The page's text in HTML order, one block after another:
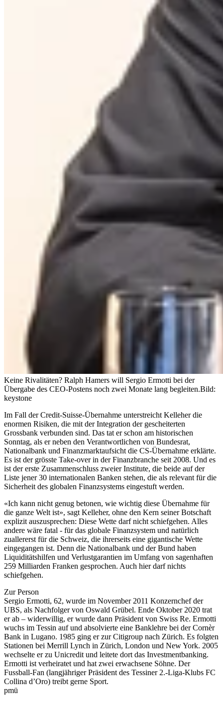
Keine Rivalitäten? Ralph Hamers will Sergio Ermotti bei der
Übergabe des CEO-Postens noch zwei Monate lang begleiten.Bild:
keystone
Im Fall der Credit-Suisse-Übernahme unterstreicht Kelleher die
enormen Risiken, die mit der Integration der gescheiterten
Grossbank verbunden sind. Das tat er schon am historischen
Sonntag, als er neben den Verantwortlichen von Bundesrat,
Nationalbank und Finanzmarktaufsicht die CS-Übernahme erklärte.
Es ist der grösste Take-over in der Finanzbranche seit 2008. Und es
ist der erste Zusammenschluss zweier Institute, die beide auf der
Liste jener 30 internationalen Banken stehen, die als relevant für die
Sicherheit des globalen Finanzsystems eingestuft werden.
«Ich kann nicht genug betonen, wie wichtig diese Übernahme für
die ganze Welt ist», sagt Kelleher, ohne den Kern seiner Botschaft
explizit auszusprechen: Diese Wette darf nicht schiefgehen. Alles
andere wäre fatal - für das globale Finanzsystem und natürlich
zuallererst für die Schweiz, die ihrerseits eine gigantische Wette
eingegangen ist. Denn die Nationalbank und der Bund haben
Liquiditätshilfen und Verlustgarantien im Umfang von sagenhaften
259 Milliarden Franken gesprochen. Auch hier darf nichts
schiefgehen.
Zur Person
Sergio Ermotti, 62, wurde im November 2011 Konzernchef der
UBS, als Nachfolger von Oswald Grübel. Ende Oktober 2020 trat
er ab – widerwillig, er wurde dann Präsident von Swiss Re. Ermotti
wuchs im Tessin auf und absolvierte eine Banklehre bei der Cornèr
Bank in Lugano. 1985 ging er zur Citigroup nach Zürich. Es folgten
Stationen bei Merrill Lynch in Zürich, London und New York. 2005
wechselte er zu Unicredit und leitete dort das Investmentbanking.
Ermotti ist verheiratet und hat zwei erwachsene Söhne. Der
Fussball-Fan (langjähriger Präsident des Tessiner 2.-Liga-Klubs FC
Collina d’Oro) treibt gerne Sport.
pmü